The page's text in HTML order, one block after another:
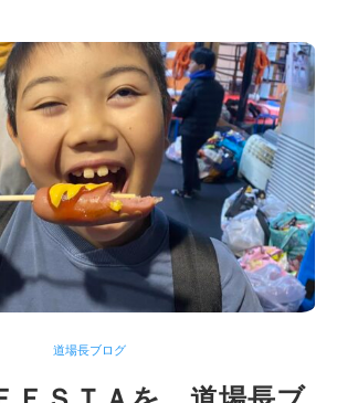
道場長ブログ